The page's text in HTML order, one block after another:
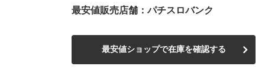
最安値販売店舗：パチスロバンク
最安値ショップで在庫を確認する